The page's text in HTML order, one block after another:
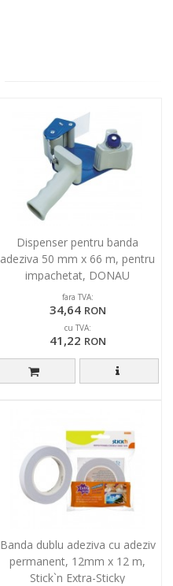
Dispenser pentru banda
adeziva 50 mm x 66 m, pentru
impachetat, DONAU
fara TVA:
34,64 RON
cu TVA:
41,22 RON
Banda dublu adeziva cu adeziv
permanent, 12mm x 12 m,
Stick`n Extra-Sticky